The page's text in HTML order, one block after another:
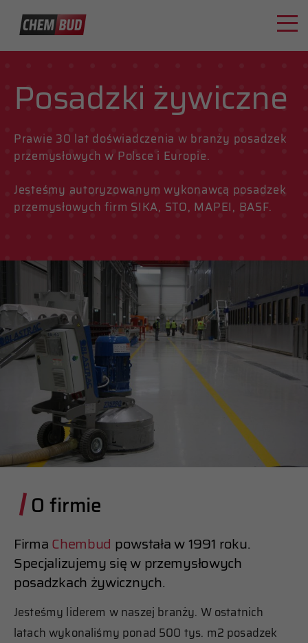
Posadzki żywiczne
Prawie 30 lat doświadczenia w branży posadzek
przemysłowych w Polsce i Europie.
Jesteśmy autoryzowanym wykonawcą posadzek
przemysłowych firm SIKA, STO, MAPEI, BASF.
O firmie
FirmaChembud powstała w 1991 roku.
Specjalizujemy się w przemysłowych
posadzkach żywicznych.
Jesteśmy liderem w naszej branży. W ostatnich
latach wykonaliśmy ponad 500 tys. m2 posadzek